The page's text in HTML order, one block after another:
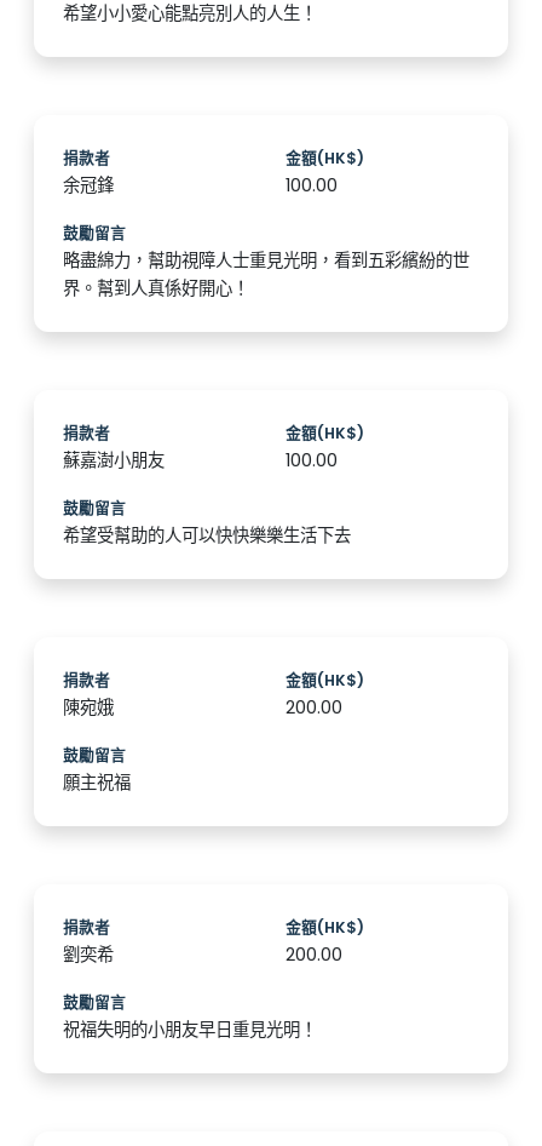
希望小小愛心能點亮別人的人生！
捐款者
余冠鋒
金額(HK$)
100.00
鼓勵留言
略盡綿力，幫助視障人士重見光明，看到五彩繽紛的世
界。幫到人真係好開心！
捐款者
蘇嘉澍小朋友
金額(HK$)
100.00
鼓勵留言
希望受幫助的人可以快快樂樂生活下去
捐款者
陳宛娥
金額(HK$)
200.00
鼓勵留言
願主祝福
捐款者
劉奕希
金額(HK$)
200.00
鼓勵留言
祝福失明的小朋友早日重見光明！